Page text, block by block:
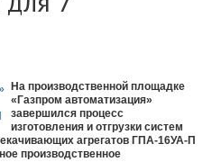
На производственной площадке
«Газпром автоматизация»
завершился процесс
изготовления и отгрузки систем
агрегатов ГПА-16УА-П
производственное